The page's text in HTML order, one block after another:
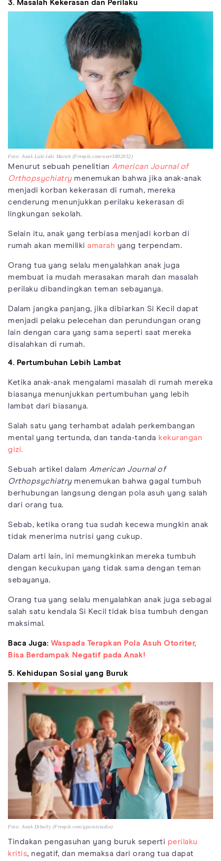
3. Masalah Kekerasan dan Perilaku
Foto: Anak Laki-laki Marah (Freepik.com/user3802032)
Menurut sebuah penelitian American Journal of
Orthopsychiatrymenemukan bahwa jika anak-anak
menjadi korban kekerasan di rumah, mereka
cenderung menunjukkan perilaku kekerasan di
lingkungan sekolah.
Selain itu, anak yang terbiasa menjadi korban di
rumah akan memiliki amarah yang terpendam.
Orang tua yang selalu menyalahkan anak juga
membuat ia mudah merasakan marah dan masalah
perilaku dibandingkan teman sebayanya.
Dalam jangka panjang, jika dibiarkan Si Kecil dapat
menjadi pelaku pelecehan dan perundungan orang
lain dengan cara yang sama seperti saat mereka
disalahkan di rumah.
4. Pertumbuhan Lebih Lambat
Ketika anak-anak mengalami masalah di rumah mereka
biasanya menunjukkan pertumbuhan yang lebih
lambat dari biasanya.
Salah satu yang terhambat adalah perkembangan
mental yang tertunda, dan tanda-tanda kekurangan
gizi.
Sebuah artikel dalam American Journal of
Orthopsychiatrymenemukan bahwa gagal tumbuh
berhubungan langsung dengan pola asuh yang salah
dari orang tua.
Sebab, ketika orang tua sudah kecewa mungkin anak
tidak menerima nutrisi yang cukup.
Dalam arti lain, ini memungkinkan mereka tumbuh
dengan kecukupan yang tidak sama dengan teman
sebayanya.
Orang tua yang selalu menyalahkan anak juga sebagai
salah satu kendala Si Kecil tidak bisa tumbuh dengan
maksimal.
Baca Juga: Waspada Terapkan Pola Asuh Otoriter,
Bisa Berdampak Negatif pada Anak!
5. Kehidupan Sosial yang Buruk
Foto: Anak Dibully (Freepik.com/gpointstudio)
Tindakan pengasuhan yang buruk seperti perilaku
kritis, negatif, dan memaksa dari orang tua dapat